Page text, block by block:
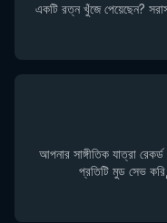
একটি রত্ন খুঁজে পেয়েছেন?
আপনার সাঙ্গীতিক যাত্রা
প্রতিটি মুড সেভ